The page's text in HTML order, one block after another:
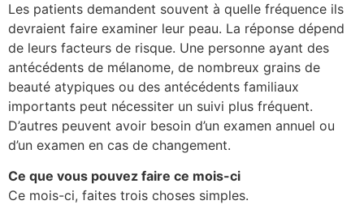
Les patients demandent souvent à quelle fréquence ils
devraient faire examiner leur peau. La réponse dépend
de leurs facteurs de risque. Une personne ayant des
antécédents de mélanome, de nombreux grains de
beauté atypiques ou des antécédents familiaux
importants peut nécessiter un suivi plus fréquent.
D’autres peuvent avoir besoin d’un examen annuel ou
d’un examen en cas de changement.
Ce que vous pouvez faire ce mois-ci
Ce mois-ci, faites trois choses simples.